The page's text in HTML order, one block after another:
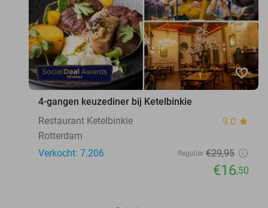
favorite_border
4-gangen keuzediner bij Ketelbinkie
Restaurant Ketelbinkie
9.0 star
Rotterdam
Verkocht: 7.206
Regulier €29,95
€16,50